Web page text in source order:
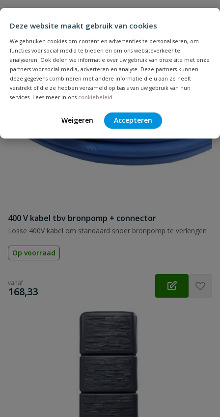
Deze website maakt gebruik van cookies
We gebruiken cookies om content en advertenties te personaliseren, om
functies voor social media te bieden en om ons websiteverkeer te
analyseren. Ook delen we informatie over uw gebruik van onze site met onze
partners voor social media, adverteren en analyse. Deze partners kunnen
deze gegevens combineren met andere informatie die u aan ze heeft
verstrekt of die ze hebben verzameld op basis van uw gebruik van hun
services. Lees meer in ons cookiebeleid.
Weigeren Accepteren
400 V kabel tbv bronpomp + connector
Losse 400V kabel om standaard snoer bronpomp te verlengen
Op voorraad
vanaf
€
168,33